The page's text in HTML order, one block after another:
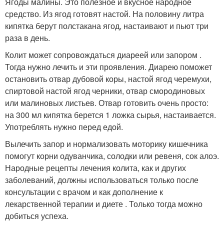
средство. Из ягод готовят настой. На половину литра
кипятка берут полстакана ягод, настаивают и пьют три
раза в день.
Колит может сопровождаться диареей или запором .
Тогда нужно лечить и эти проявления. Диарею поможет
остановить отвар дубовой коры, настой ягод черемухи,
спиртовой настой ягод черники, отвар смородиновых
или малиновых листьев. Отвар готовить очень просто:
на 300 мл кипятка берется 1 ложка сырья, настаивается.
Употреблять нужно перед едой.
Вылечить запор и нормализовать моторику кишечника
помогут корни одуванчика, солодки или ревеня, сок алоэ.
Народные рецепты лечения колита, как и других
заболеваний, должны использоваться только после
консультации с врачом и как дополнение к
лекарственной терапии и диете . Только тогда можно
добиться успеха.